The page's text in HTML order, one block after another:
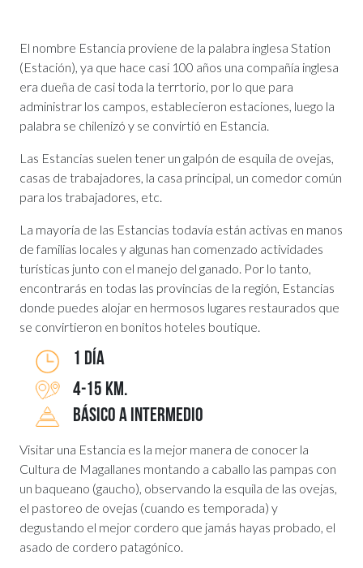
El nombre Estancia proviene de la palabra inglesa Station
(Estación), ya que hace casi 100 años una compañía inglesa
era dueña de casi toda la terrtorio, por lo que para
administrar los campos, establecieron estaciones, luego la
palabra se chilenizó y se convirtió en Estancia.
Las Estancias suelen tener un galpón de esquila de ovejas,
casas de trabajadores, la casa principal, un comedor común
para los trabajadores, etc.
La mayoría de las Estancias todavía están activas en manos
de familias locales y algunas han comenzado actividades
turísticas junto con el manejo del ganado. Por lo tanto,
encontrarás en todas las provincias de la región, Estancias
donde puedes alojar en hermosos lugares restaurados que
se convirtieron en bonitos hoteles boutique.
1 DÍA
4-15 KM.
BÁSICO A INTERMEDIO
Visitar una Estancia es la mejor manera de conocer la
Cultura de Magallanes montando a caballo las pampas con
un baqueano (gaucho), observando la esquila de las ovejas,
el pastoreo de ovejas (cuando es temporada) y
degustando el mejor cordero que jamás hayas probado, el
asado de cordero patagónico.